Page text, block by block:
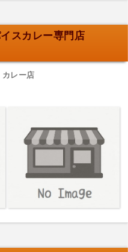
スカレー専門店
レー店